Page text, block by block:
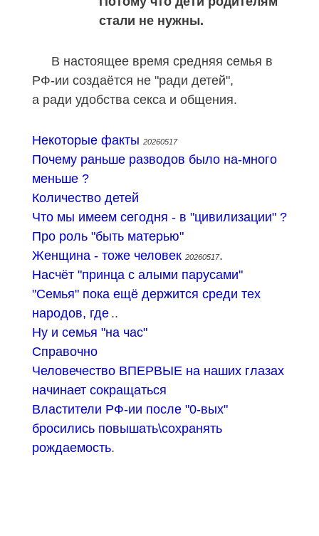
стали не нужны.
В настоящее время средняя семья в
РФ-ии создаётся не "ради детей",
а ради удобства секса и общения.
Некоторые факты 20260517
Почему раньше разводов было на-много
меньше ?
Количество детей
Что мы имеем сегодня - в "цивилизации" ?
Про роль "быть матерью"
Женщина - тоже человек 20260517.
Насчёт "принца с алыми парусами"
"Семья" пока ещё держится среди тех
народов, где ..
Ну и семья "на час"
Справочно
Человечество ВПЕРВЫЕ на наших глазах
начинает сокращаться
Властители РФ-ии после "0-вых"
бросились повышать\сохранять
рождаемость.